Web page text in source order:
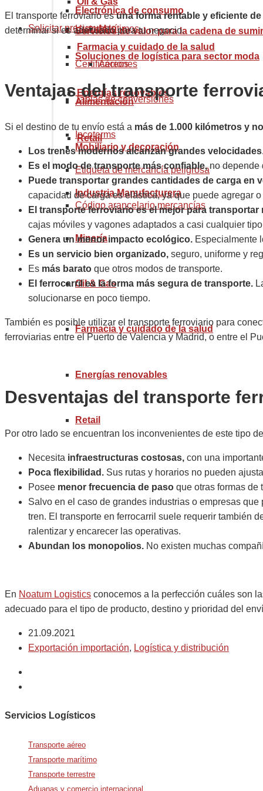
Farmacia y cuidado de la salud
Energías renovables
Retail
Servicios de valor para la cadena de
Electrónica de consumo
Soluciones de logística para sector moda
Alimentación
Mobiliario y decoración
Industria Manufacturera
Minería
Oil & Gas
Farmacia y cuidado de la salud
Energías renovables
Retail
Historia
Certificaciones
Marítimos
Aéreos
Tablas de conversiones
Incoterms
Etiqueta de mercancía peligrosa
Código arancelario mercancías
Solicitar presupuesto
El transporte ferroviario esuna forma rentable y eficiente
determinar si es adecuado para tu negocio.
Ventajas del transporte
Si el destino de tu envío está a más de 1.000 kilómetros y
Los trenes modernos alcanzan grandes velocidades
Es el modo de transporte más confiable,no depende
Puede transportar grandes cantidades de carga en
capacidad de carga es elástica, ya que puede agregar
El transporte ferroviario es el mejor para
cajas móviles y vagones adaptados a casi cualquier
Genera un menor impacto ecológico. Especialmente
Es un servicio bien organizado, seguro, uniforme y
Es más barato que otros modos de transporte.
El ferrocarril es la forma más segura de transporte.
solucionarse en poco tiempo.
También es posible utilizar el transporte ferroviario para
ferroviarias entre el Puerto de Valencia y Madrid, o entre el
Desventajas del transporte
Por otro lado se encuentran los inconvenientes de este tipo
Necesita infraestructuras costosas, con una
Poca flexibilidad. Sus rutas y horarios no pueden
Posee menor frecuencia de paso que otras formas de
Salvo en el caso de grandes industrias o empresas
tren. El transporte en ferrocarril suele requerir también
ralentizar y encarecer las operativas.
Abundan los monopolios. No existen muchas
En Noatum Logistics conocemos a la perfección cuáles son
adecuado para el tipo de producto, destino y prioridad del
21.09.2021
Exportación importación, Logística y distribución
Servicios Logísticos
Transporte aéreo
Transporte marítimo
Transporte terrestre
Aduanas y comercio internacional